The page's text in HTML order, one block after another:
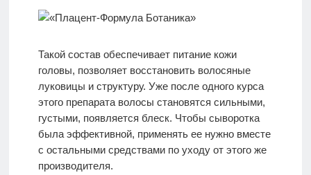
Такой состав обеспечивает питание кожи
головы, позволяет восстановить волосяные
луковицы и структуру. Уже после одного курса
этого препарата волосы становятся сильными,
густыми, появляется блеск. Чтобы сыворотка
была эффективной, применять ее нужно вместе
с остальными средствами по уходу от этого же
производителя.